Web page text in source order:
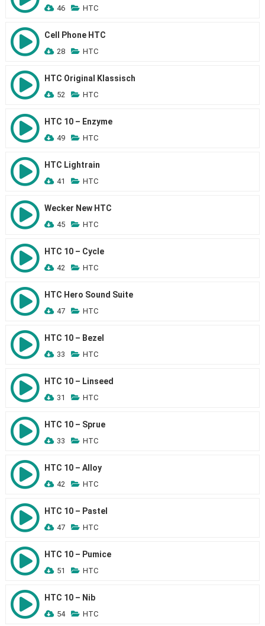
46 HTC
Cell Phone HTC
28 HTC
HTC Original Klassisch
52 HTC
HTC 10 – Enzyme
49 HTC
HTC Lightrain
41 HTC
Wecker New HTC
45 HTC
HTC 10 – Cycle
42 HTC
HTC Hero Sound Suite
47 HTC
HTC 10 – Bezel
33 HTC
HTC 10 – Linseed
31 HTC
HTC 10 – Sprue
33 HTC
HTC 10 – Alloy
42 HTC
HTC 10 – Pastel
47 HTC
HTC 10 – Pumice
51 HTC
HTC 10 – Nib
54 HTC